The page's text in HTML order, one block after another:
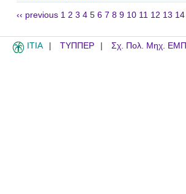
‹‹ previous 1 2 3 4 5 6 7 8 9 10 11 12 13 14
ITIA ΤΥΠΠΕΡ Σχ. Πολ. Μηχ. ΕΜΠ